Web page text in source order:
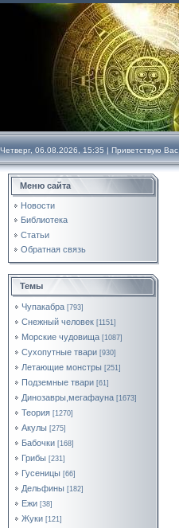
Четверг, 06.08.2026, 15:35 | Приветствую Вас
Меню сайта
Новости
Библиотека
Статьи
Обратная связь
Темы
Чупакабра [793]
Снежный человек [1151]
Морские чудовища [1087]
Сухопутные твари [930]
Летающие монстры [251]
Подземные твари [61]
Динозавры,мегафауна [1673]
Теория [1270]
Акулы [275]
Бабочки [168]
Грибы [231]
Гусеницы [66]
Дельфины [182]
Ежи [38]
Жуки [121]